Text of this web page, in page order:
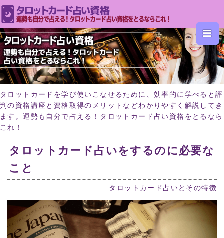
タロットカードを学び使いこなせるために、効率的に学べると評
判の資格講座と資格取得のメリットなどわかりやすく解説してき
ます。運勢も自分で占える！タロットカード占い資格をとるなら
これ！
タロットカード占いをするのに必要な
こと
タロットカード占いとその特徴